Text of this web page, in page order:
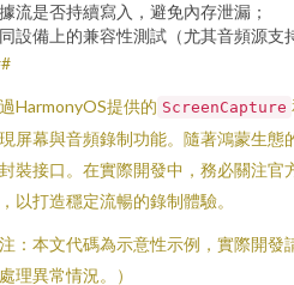
流是否持續寫入，避免內存泄漏；
設備上的兼容性測試（尤其音頻源支
HarmonyOS提供的 ScreenCapture
屏幕與音頻錄制功能。隨著鴻蒙生態
裝接口。在實際開發中，務必關注官
以打造穩定流暢的錄制體驗。
：本文代碼為示意性示例，實際開發
理異常情況。）